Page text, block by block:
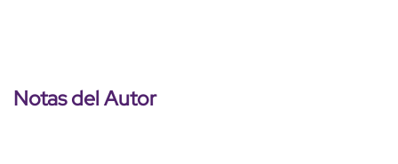
Notas del Autor